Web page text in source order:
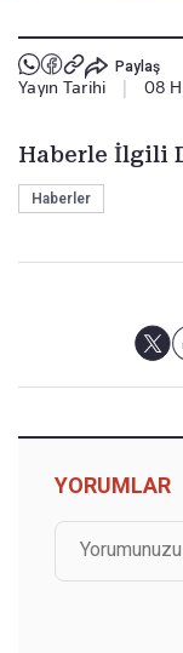
Paylaş
Yayın Tarihi 08
Haberle İlgili
Haberler
YORUMLAR